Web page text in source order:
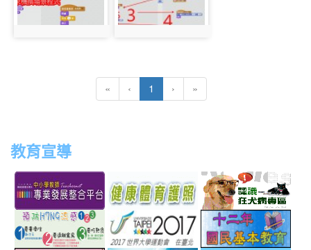
« ‹ 1 (current)
› »
教育宣導
to
http://teachernet.moe.edu.tw/MAIN/index.aspx
link
to
https://airtw.epa.gov.tw/
link
to
http://
link
link
to
link